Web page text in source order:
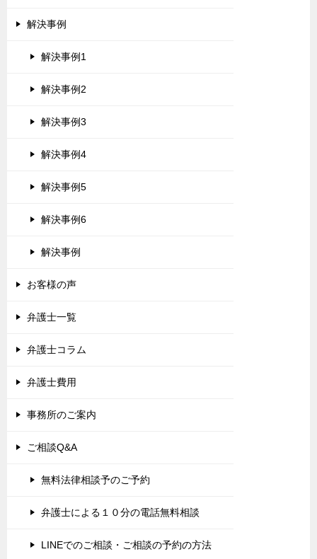
解決事例
解決事例1
解決事例2
解決事例3
解決事例4
解決事例5
解決事例6
解決事例
お客様の声
弁護士一覧
弁護士コラム
弁護士費用
事務所のご案内
ご相談Q&A
無料法律相談予のご予約
弁護士による１０分の電話無料相談
LINEでのご相談・ご相談の予約の方法